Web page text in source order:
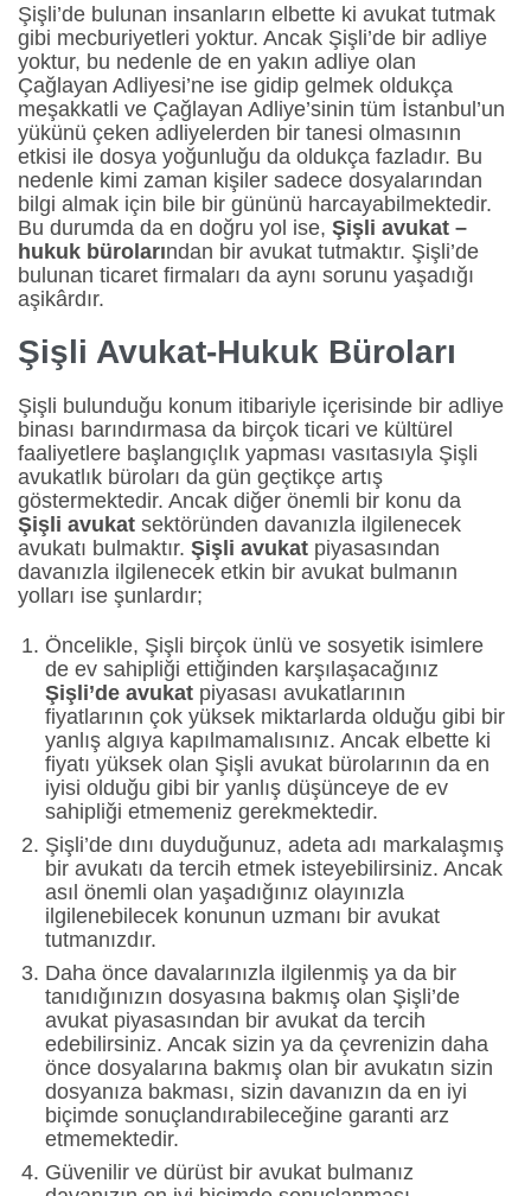
Şişli’de bulunan insanların elbette ki avukat tutmak
gibi mecburiyetleri yoktur. Ancak Şişli’de bir adliye
yoktur, bu nedenle de en yakın adliye olan
Çağlayan Adliyesi’ne ise gidip gelmek oldukça
meşakkatli ve Çağlayan Adliye’sinin tüm İstanbul’un
yükünü çeken adliyelerden bir tanesi olmasının
etkisi ile dosya yoğunluğu da oldukça fazladır. Bu
nedenle kimi zaman kişiler sadece dosyalarından
bilgi almak için bile bir gününü harcayabilmektedir.
Bu durumda da en doğru yol ise, Şişli avukat –
hukuk bürolarından bir avukat tutmaktır. Şişli’de
bulunan ticaret firmaları da aynı sorunu yaşadığı
aşikârdır.
Şişli Avukat-Hukuk Büroları
Şişli bulunduğu konum itibariyle içerisinde bir adliye
binası barındırmasa da birçok ticari ve kültürel
faaliyetlere başlangıçlık yapması vasıtasıyla Şişli
avukatlık büroları da gün geçtikçe artış
göstermektedir. Ancak diğer önemli bir konu da
Şişli avukat sektöründen davanızla ilgilenecek
avukatı bulmaktır. Şişli avukat piyasasından
davanızla ilgilenecek etkin bir avukat bulmanın
yolları ise şunlardır;
Öncelikle, Şişli birçok ünlü ve sosyetik isimlere
de ev sahipliği ettiğinden karşılaşacağınız
Şişli’de avukat piyasası avukatlarının
fiyatlarının çok yüksek miktarlarda olduğu gibi bir
yanlış algıya kapılmamalısınız. Ancak elbette ki
fiyatı yüksek olan Şişli avukat bürolarının da en
iyisi olduğu gibi bir yanlış düşünceye de ev
sahipliği etmemeniz gerekmektedir.
Şişli’de dını duyduğunuz, adeta adı markalaşmış
bir avukatı da tercih etmek isteyebilirsiniz. Ancak
asıl önemli olan yaşadığınız olayınızla
ilgilenebilecek konunun uzmanı bir avukat
tutmanızdır.
Daha önce davalarınızla ilgilenmiş ya da bir
tanıdığınızın dosyasına bakmış olan Şişli’de
avukat piyasasından bir avukat da tercih
edebilirsiniz. Ancak sizin ya da çevrenizin daha
önce dosyalarına bakmış olan bir avukatın sizin
dosyanıza bakması, sizin davanızın da en iyi
biçimde sonuçlandırabileceğine garanti arz
etmemektedir.
Güvenilir ve dürüst bir avukat bulmanız